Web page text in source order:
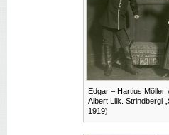
Edgar – Hartius Möller,
Albert Liik. Strindbergi
1919)